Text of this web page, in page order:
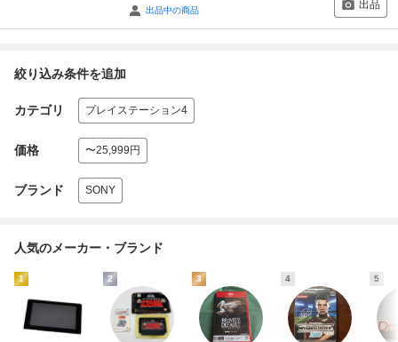
出品中の商品 出品
絞り込み条件を追加
カテゴリ プレイステーション4
価格 〜25,999円
ブランド SONY
人気のメーカー・ブランド
1 2 3 4 5